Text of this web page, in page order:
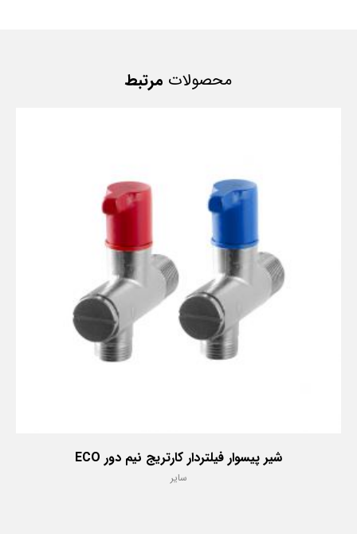
محصولات مرتبط
شیر پیسوار فیلتردار کارتریج نیم دور ECO
سایر